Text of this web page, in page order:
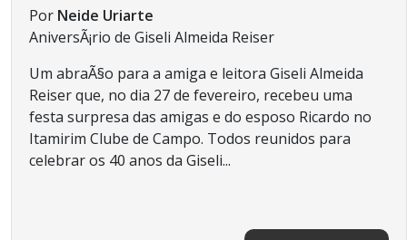
Por Neide Uriarte
AniversÃ¡rio de Giseli Almeida Reiser
Um abraÃ§o para a amiga e leitora Giseli Almeida
Reiser que, no dia 27 de fevereiro, recebeu uma
festa surpresa das amigas e do esposo Ricardo no
Itamirim Clube de Campo. Todos reunidos para
celebrar os 40 anos da Giseli...